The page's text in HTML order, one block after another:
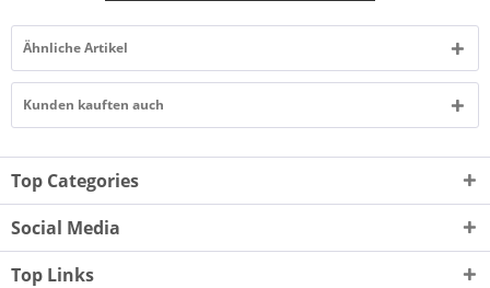
Ähnliche Artikel
Kunden kauften auch
Top Categories
Social Media
Top Links